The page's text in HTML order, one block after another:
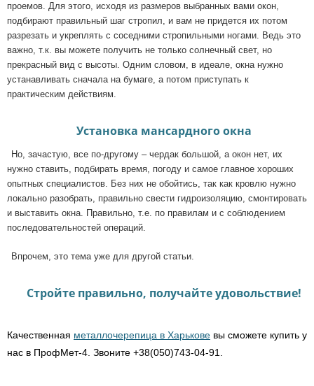
проемов. Для этого, исходя из размеров выбранных вами окон,
подбирают правильный шаг стропил, и вам не придется их потом
разрезать и укреплять с соседними стропильными ногами. Ведь это
важно, т.к. вы можете получить не только солнечный свет, но
прекрасный вид с высоты. Одним словом, в идеале, окна нужно
устанавливать сначала на бумаге, а потом приступать к
практическим действиям.
Установка мансардного окна
Но, зачастую, все по-другому – чердак большой, а окон нет, их
нужно ставить, подбирать время, погоду и самое главное хороших
опытных специалистов. Без них не обойтись, так как кровлю нужно
локально разобрать, правильно свести гидроизоляцию, смонтировать
и выставить окна. Правильно, т.е. по правилам и с соблюдением
последовательностей операций.
Впрочем, это тема уже для другой статьи.
Стройте правильно, получайте удовольствие!
Качественная металлочерепица в Харькове вы сможете купить у
нас в ПрофМет-4. Звоните +38(050)743-04-91.